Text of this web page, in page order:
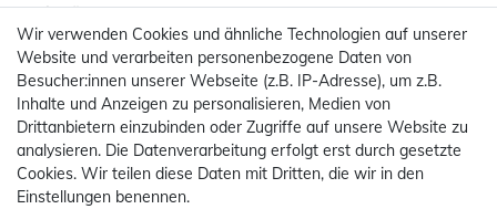
Weingüter
Weinregionen Frankreichs
Guide Hachette des vins
Unsere Philosophie
Über uns
Zahlung
Wir verwenden Cookies und ähnliche Technologien auf unserer
Website und verarbeiten personenbezogene Daten von
Besucher:innen unserer Webseite (z.B. IP-Adresse), um z.B.
Inhalte und Anzeigen zu personalisieren, Medien von
Drittanbietern einzubinden oder Zugriffe auf unsere Website zu
analysieren. Die Datenverarbeitung erfolgt erst durch gesetzte
Cookies. Wir teilen diese Daten mit Dritten, die wir in den
Einstellungen benennen.